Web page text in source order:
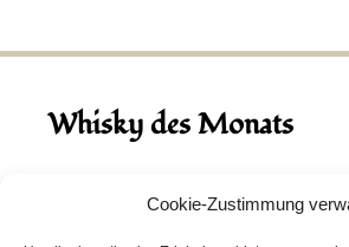
Cookie-Zustimmung
Whisky des Monats
August 2026